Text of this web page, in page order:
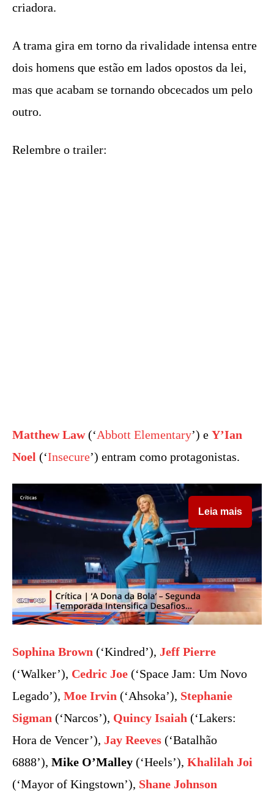
criadora.
A trama gira em torno da rivalidade intensa entre
dois homens que estão em lados opostos da lei,
mas que acabam se tornando obcecados um pelo
outro.
Relembre o trailer:
Matthew Law(‘Abbott Elementary’) e Y’Ian
Noel (‘Insecure’) entram como protagonistas.
Leia mais
Sophina Brown (‘Kindred’), Jeff Pierre
(‘Walker’), Cedric Joe (‘Space Jam: Um Novo
Legado’), Moe Irvin (‘Ahsoka’), Stephanie
Sigman (‘Narcos’), Quincy Isaiah (‘Lakers:
Hora de Vencer’), Jay Reeves (‘Batalhão
6888’), Mike O’Malley (‘Heels’), Khalilah Joi
(‘Mayor of Kingstown’), Shane Johnson